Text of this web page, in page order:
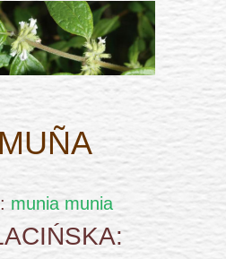
munia munia